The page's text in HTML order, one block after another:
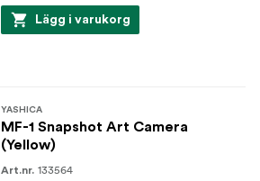
Lägg i varukorg
YASHICA
MF-1 Snapshot Art Camera
(Yellow)
Art.nr. 133564